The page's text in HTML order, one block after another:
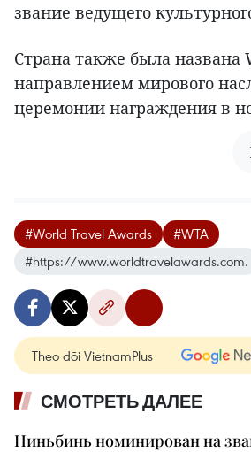
звание ведущего
Страна также была названа
направлением мирового
церемонии награждения в
#World Travel Awards
#WTA
#https://www.worldtravelawards.com.
Theo dõi VietnamPlus
СМОТРЕТЬ ДАЛЕЕ
Ниньбинь номинирован на